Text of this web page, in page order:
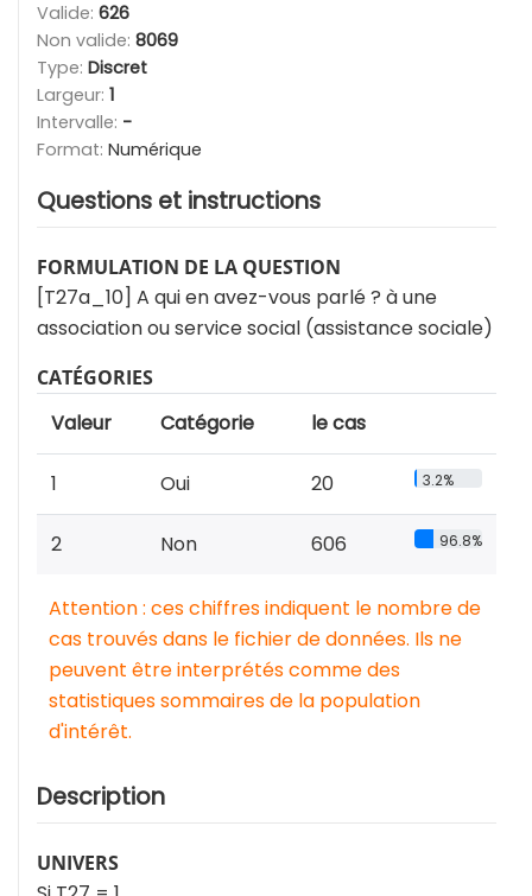
Valide: 626
Non valide: 8069
Type: Discret
Largeur: 1
Intervalle: -
Format: Numérique
Questions et instructions
FORMULATION DE LA QUESTION
[T27a_10] A qui en avez-vous parlé ? à une
association ou service social (assistance sociale)
CATÉGORIES
Valeur Catégorie le cas
1 Oui 20 3.2%
2 Non 606 96.8%
Attention : ces chiffres indiquent le nombre de
cas trouvés dans le fichier de données. Ils ne
peuvent être interprétés comme des
statistiques sommaires de la population
d'intérêt.
Description
UNIVERS